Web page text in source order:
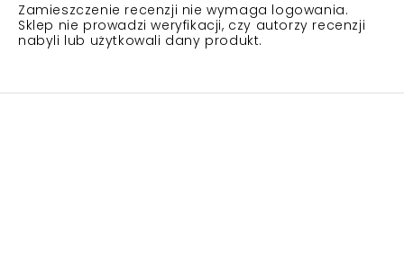
Zamieszczenie recenzji nie wymaga logowania.
Sklep nie prowadzi weryfikacji, czy autorzy recenzji
nabyli lub użytkowali dany produkt.